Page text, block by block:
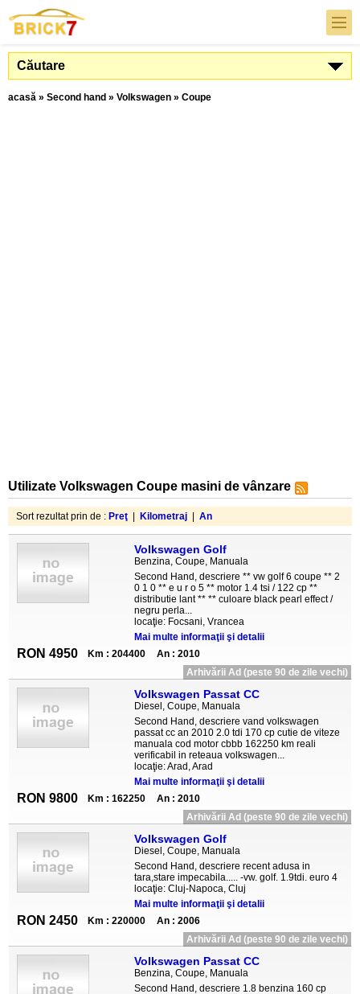
Căutare
acasă » Second hand » Volkswagen » Coupe
Utilizate Volkswagen Coupe masini de vânzare
Sort rezultat prin de : Preţ Kilometraj An
Volkswagen Golf
Benzina, Coupe, Manuala
Second Hand, descriere ** vw golf 6 coupe ** 2
0 1 0 ** e u r o 5 ** motor 1.4 tsi / 122 cp **
distributie lant ** ** culoare black pearl effect /
negru perla...
locaţie: Focsani, Vrancea
Mai multe informaţii şi detalii
RON 4950 Km : 204400
An : 2010
Arhivării Ad (peste 90 de zile vechi)
Volkswagen Passat CC
Diesel, Coupe, Manuala
Second Hand, descriere vand volkswagen
passat cc an 2010 2.0 tdi 170 cp cutie de viteze
manuala cod motor cbbb 162250 km reali
verificabil in reteaua volkswagen...
locaţie: Arad, Arad
Mai multe informaţii şi detalii
RON 9800 Km : 162250
An : 2010
Arhivării Ad (peste 90 de zile vechi)
Volkswagen Golf
Diesel, Coupe, Manuala
Second Hand, descriere recent adusa in
tara,stare impecabila..... -vw. golf. 1.9tdi. euro 4
locaţie: Cluj-Napoca, Cluj
Mai multe informaţii şi detalii
RON 2450 Km : 220000
An : 2006
Arhivării Ad (peste 90 de zile vechi)
Volkswagen Passat CC
Benzina, Coupe, Manuala
Second Hand, descriere 1.8 benzina 160 cp